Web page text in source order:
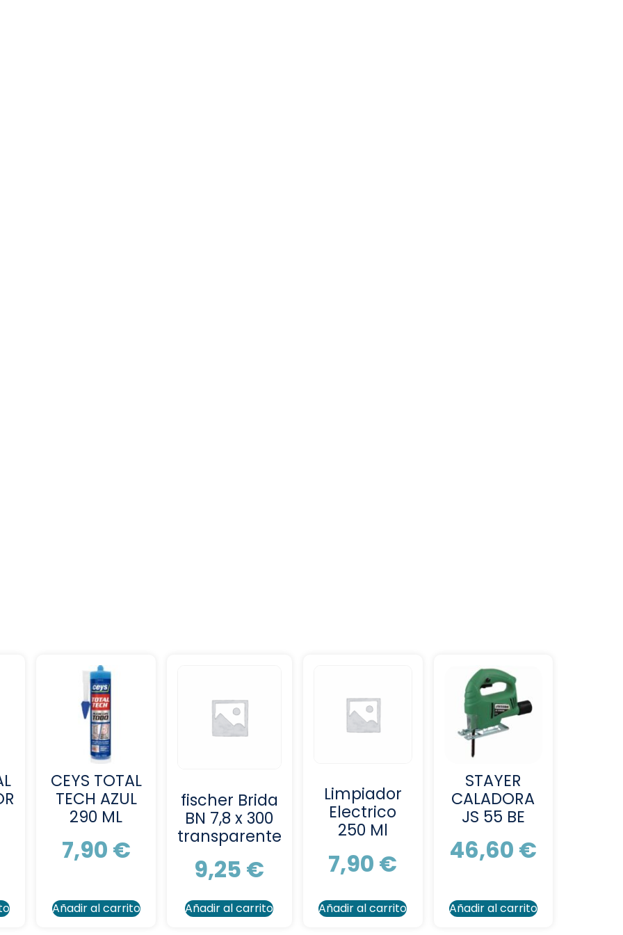
CEYS TOTAL
TECH AZUL
290 ML
7,90 €
Añadir al carrito
fischer Brida
BN 7,8 x 300
transparente
9,25 €
Añadir al carrito
Limpiador
Electrico
250 Ml
7,90 €
Añadir al carrito
STAYER
CALADORA
JS 55 BE
46,60 €
Añadir al carrito